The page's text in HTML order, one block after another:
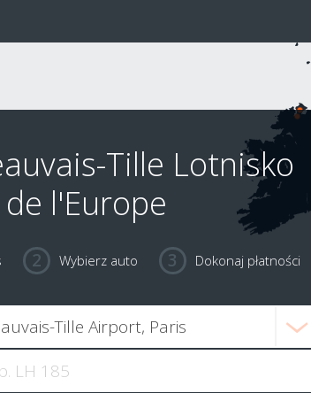
Tille Lotnisko
l'Europe
Wybierz auto Dokonaj płatności